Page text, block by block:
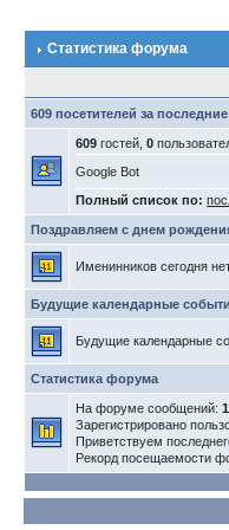
Статистика форума
609 посетителей за
609 гостей,0
Google Bot
Полный список по:
Поздравляем с днем
Именинников сегодня
Будущие календарные
Будущие календарные
Статистика форума
На форуме сообщений:
Зарегистрировано
Приветствуем
Рекорд посещаемости